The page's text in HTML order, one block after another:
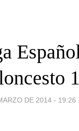
DE 2014 - 19:26